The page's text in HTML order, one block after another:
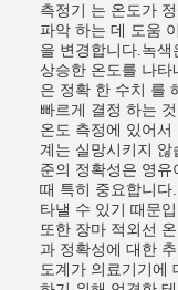
측정기 는 온도가
파악 하는 데 도움
을 변경합니다.녹
상승한 온도를 나타
은 정확 한 수치 를
빠르게 결정 하는
온도 측정에 있어
계는 실망시키지
준의 정확성은 영
때 특히 중요합니
타낼 수 있기 때문입
또한 장마 적외선
과 정확성에 대한
도계가 의료기기에